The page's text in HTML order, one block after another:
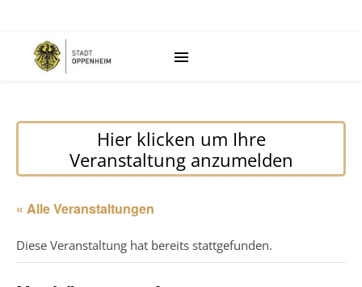
Hier klicken um Ihre
Veranstaltung anzumelden
« Alle Veranstaltungen
Diese Veranstaltung hat bereits stattgefunden.